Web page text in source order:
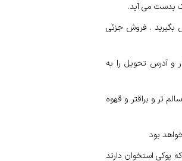
بدست می آید.
بگیرید . فروش جزئی
و آدرس تحویل را به
تر و براقتر و قهوه
بود
پوکی استخوان دارند